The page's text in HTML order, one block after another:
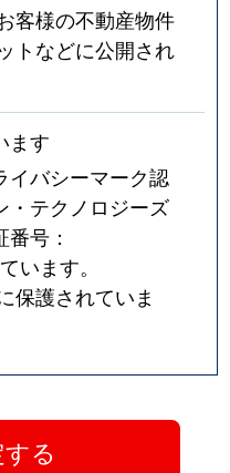
客様の不動産物件
トなどに公開され
ます
イバシーマーク認
・テクノロジーズ
号：
います。
保護されていま